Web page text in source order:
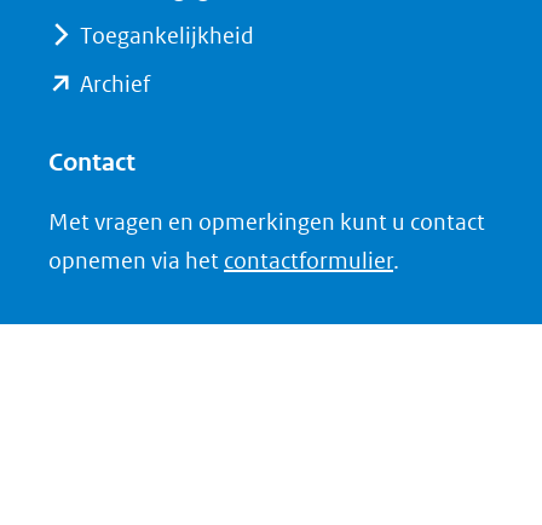
website)
Toegankelijkheid
Archief(opent
(verwijst
naar
Contact
Met vragen en opmerkingen kunt u contact
opnemen via het contactformulier.